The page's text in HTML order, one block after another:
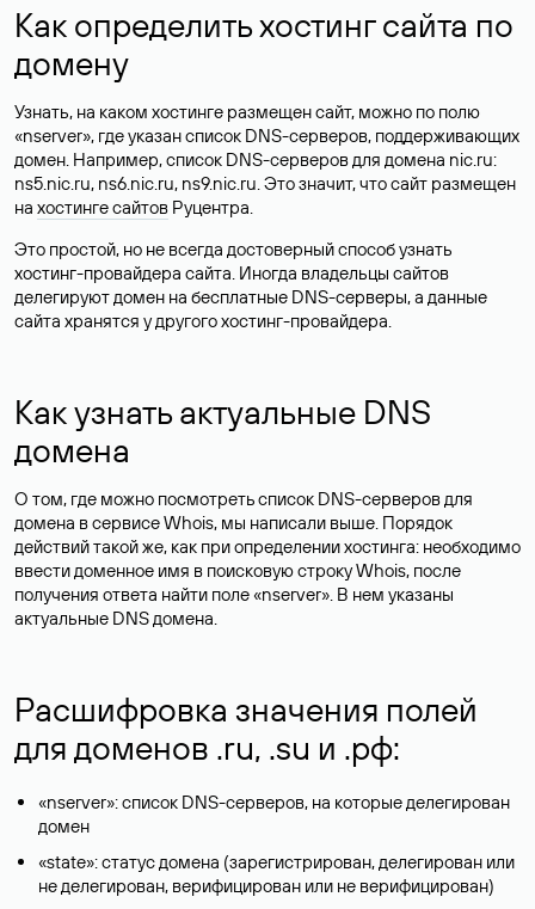
Как определить хостинг сайта по
домену
Узнать, на каком хостинге размещен сайт, можно по полю
«nserver», где указан список DNS-серверов, поддерживающих
домен. Например, список DNS-серверов для домена nic.ru:
ns5.nic.ru, ns6.nic.ru, ns9.nic.ru. Это значит, что сайт размещен
на хостинге сайтов Руцентра.
Это простой, но не всегда достоверный способ узнать
хостинг-провайдера сайта. Иногда владельцы сайтов
делегируют домен на бесплатные DNS-серверы, а данные
сайта хранятся у другого хостинг-провайдера.
Как узнать актуальные DNS
домена
О том, где можно посмотреть список DNS-серверов для
домена в сервисе Whois, мы написали выше. Порядок
действий такой же, как при определении хостинга: необходимо
ввести доменное имя в поисковую строку Whois, после
получения ответа найти поле «nserver». В нем указаны
актуальные DNS домена.
Расшифровка значения полей
для доменов .ru, .su и .рф:
«nserver»: список DNS-серверов, на которые делегирован
домен
«state»: статус домена (зарегистрирован, делегирован или
не делегирован, верифицирован или не верифицирован)